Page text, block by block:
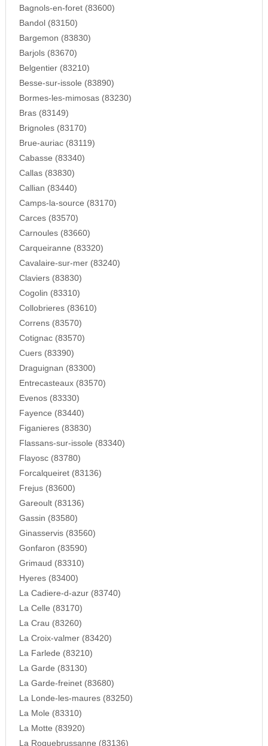
Bagnols-en-foret (83600)
Bandol (83150)
Bargemon (83830)
Barjols (83670)
Belgentier (83210)
Besse-sur-issole (83890)
Bormes-les-mimosas (83230)
Bras (83149)
Brignoles (83170)
Brue-auriac (83119)
Cabasse (83340)
Callas (83830)
Callian (83440)
Camps-la-source (83170)
Carces (83570)
Carnoules (83660)
Carqueiranne (83320)
Cavalaire-sur-mer (83240)
Claviers (83830)
Cogolin (83310)
Collobrieres (83610)
Correns (83570)
Cotignac (83570)
Cuers (83390)
Draguignan (83300)
Entrecasteaux (83570)
Evenos (83330)
Fayence (83440)
Figanieres (83830)
Flassans-sur-issole (83340)
Flayosc (83780)
Forcalqueiret (83136)
Frejus (83600)
Gareoult (83136)
Gassin (83580)
Ginasservis (83560)
Gonfaron (83590)
Grimaud (83310)
Hyeres (83400)
La Cadiere-d-azur (83740)
La Celle (83170)
La Crau (83260)
La Croix-valmer (83420)
La Farlede (83210)
La Garde (83130)
La Garde-freinet (83680)
La Londe-les-maures (83250)
La Mole (83310)
La Motte (83920)
La Roquebrussanne (83136)